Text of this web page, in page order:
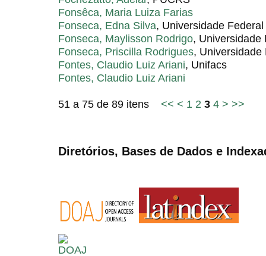
Fonsêca, Maria Luiza Farias
Fonseca, Edna Silva, Universidade
Fonseca, Maylisson Rodrigo, Universidade
Fonseca, Priscilla Rodrigues, Universidade
Fontes, Claudio Luiz Ariani, Unifacs
Fontes, Claudio Luiz Ariani
51 a 75 de 89 itens << < 1 2 3 4 > >>
Diretórios, Bases de Dados e